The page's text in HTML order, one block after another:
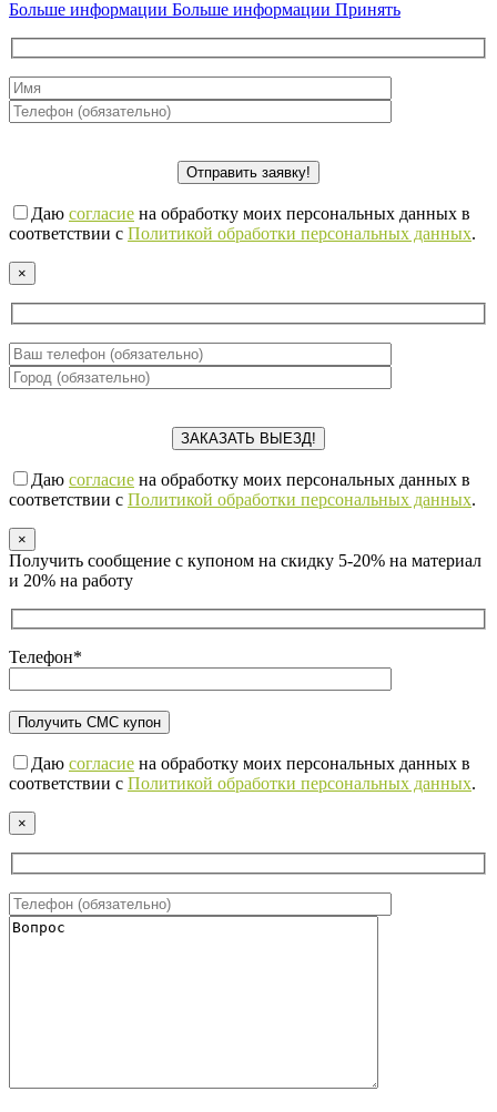
Больше информации Больше информации Принять
Даю согласие на обработку моих персональных данных в
соответствии с Политикой обработки персональных данных.
×
Даю согласие на обработку моих персональных данных в
соответствии с Политикой обработки персональных данных.
×
Получить сообщение с купоном на скидку 5-20% на материал
и 20% на работу
Телефон*
Даю согласие на обработку моих персональных данных в
соответствии с Политикой обработки персональных данных.
×